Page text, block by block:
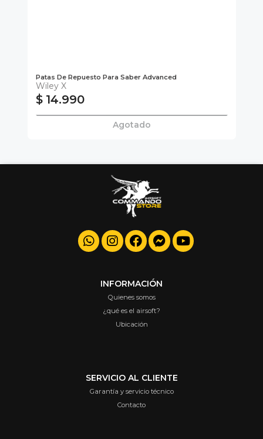
Patas De Repuesto Para Saber Advanced
Wiley X
$ 14.990
Agotado
INFORMACIÓN
Quienes somos
¿qué es el airsoft?
Ubicación
SERVICIO AL CLIENTE
Garantía y servicio técnico
Contacto